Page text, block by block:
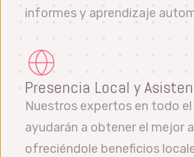
informes y aprendizaje
Presencia Local y
Nuestros expertos en todo el
ayudarán a obtener el mejor
ofreciéndole beneficios